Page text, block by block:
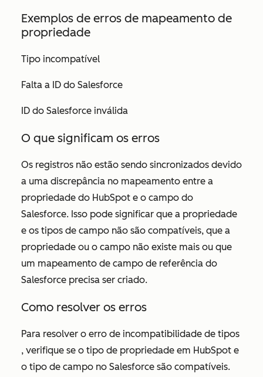
Exemplos de erros de mapeamento de
propriedade
Tipo incompatível
Falta a ID do Salesforce
ID do Salesforce inválida
O que significam os erros
Os registros não estão sendo sincronizados devido
a uma discrepância no mapeamento entre a
propriedade do HubSpot e o campo do
Salesforce. Isso pode significar que a propriedade
e os tipos de campo não são compatíveis, que a
propriedade ou o campo não existe mais ou que
um mapeamento de campo de referência do
Salesforce precisa ser criado.
Como resolver os erros
Para resolver o erro de incompatibilidade de tipos
, verifique se o tipo de propriedade em HubSpot e
o tipo de campo no Salesforce são compatíveis.